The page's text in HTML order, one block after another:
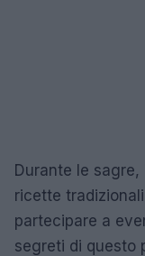
Durante le
ricette
partecipare a
segreti di questo